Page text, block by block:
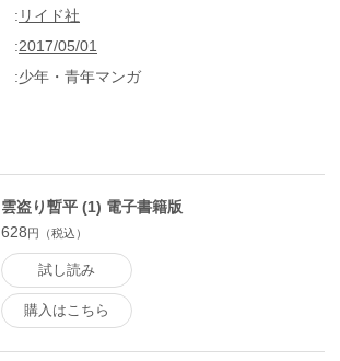
リイド社
2017/05/01
少年・青年マンガ
雲盗り暫平 (1) 電子書籍版
628円（税込）
試し読み
購入はこちら